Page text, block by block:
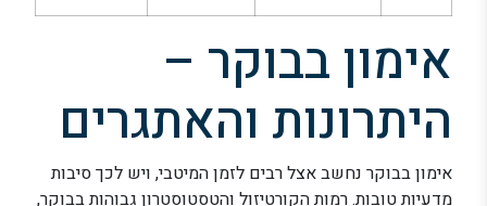
אימון בבוקר –
היתרונות והאתגרים
אימון בבוקר נחשב אצל רבים לזמן המיטבי, ויש לכך סיבות
מדעיות טובות. רמות הקורטיזול והטסטוסטרון גבוהות בבוקר,